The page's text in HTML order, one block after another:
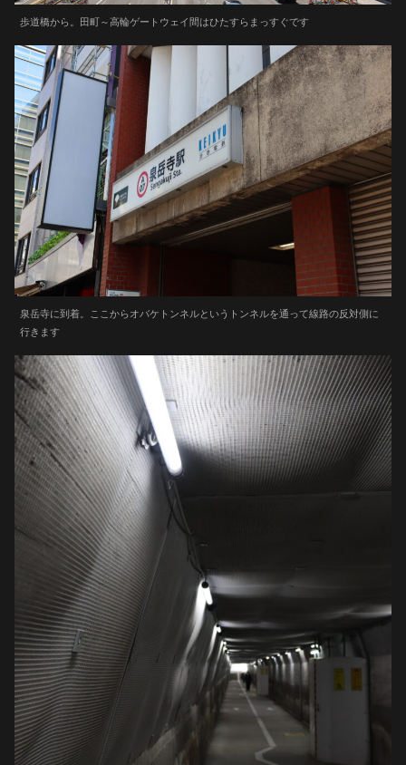
歩道橋から。田町～高輪ゲートウェイ間はひたすらまっすぐです
泉岳寺に到着。ここからオバケトンネルというトンネルを通って線路の反対側に
行きます